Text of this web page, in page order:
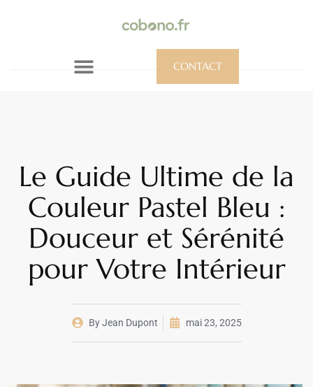
CONTACT
Le Guide Ultime de la
Couleur Pastel Bleu :
Douceur et Sérénité
pour Votre Intérieur
ByJean Dupont mai 23, 2025